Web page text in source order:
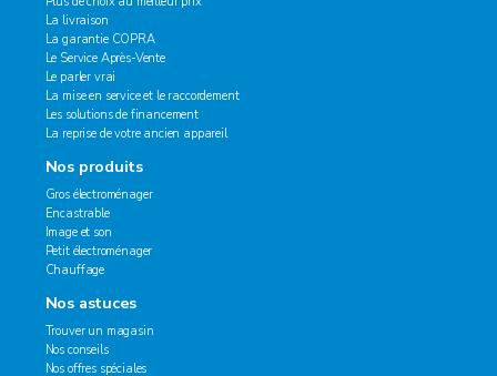
La livraison
La garantie COPRA
Le Service Après-Vente
Le parler vrai
La mise en service et le raccordement
Les solutions de financement
La reprise de votre ancien appareil
Nos produits
Gros électroménager
Encastrable
Image et son
Petit électroménager
Chauffage
Nos astuces
Trouver un magasin
Nos conseils
Nos offres spéciales